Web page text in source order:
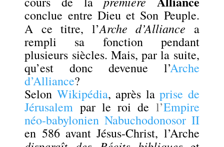
conclue entre Dieu et Son Peuple.
A ce titre, l’Arche d’Alliance a
rempli sa fonction pendant
plusieurs siècles. Mais, par la suite,
qu’est donc devenue l’Arche
d’Alliance?
Selon Wikipédia, après la prise de
Jérusalem par le roi de l’Empire
néo-babylonien Nabuchodonosor II
en 586 avant Jésus-Christ, l’Arche